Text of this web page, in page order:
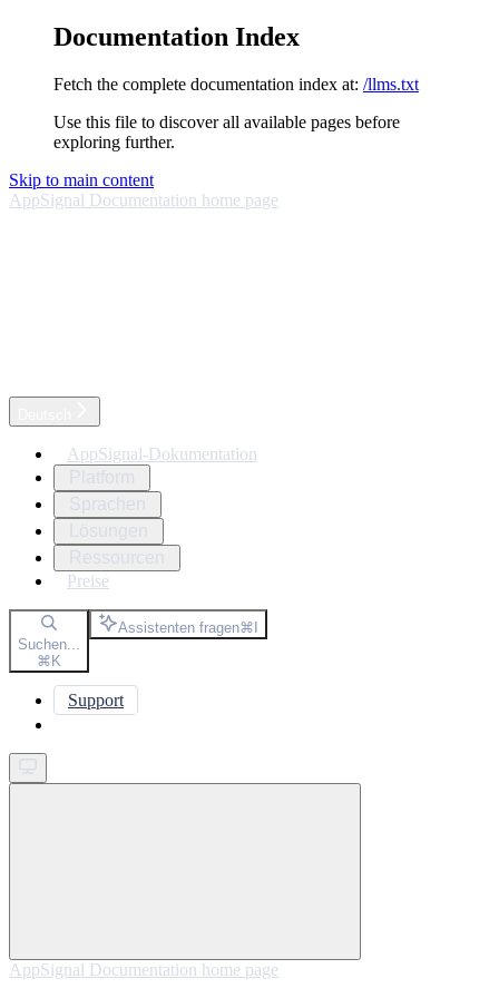
Documentation Index
Fetch the complete documentation index at: /llms.txt
Use this file to discover all available pages before
exploring further.
Skip to main content
AppSignal Documentation home page
AppSignal-Dokumentation
Preise
Suchen...
⌘K
Assistenten fragen⌘I
Support
AppSignal Documentation home page